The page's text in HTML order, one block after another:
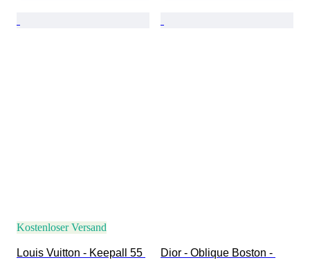
Kostenloser Versand
Louis Vuitton - Keepall 55
Dior - Oblique Boston -